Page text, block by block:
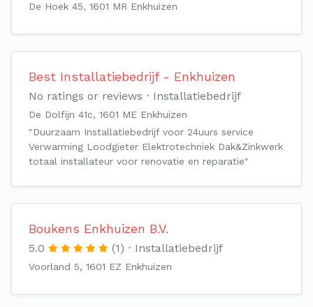
De Hoek 45, 1601 MR Enkhuizen
Best Installatiebedrijf - Enkhuizen
No ratings or reviews Installatiebedrijf
De Dolfijn 41c, 1601 ME Enkhuizen
"Duurzaam Installatiebedrijf voor 24uurs service
Verwarming Loodgieter Elektrotechniek Dak&Zinkwerk
totaal installateur voor renovatie en reparatie"
Boukens Enkhuizen B.V.
5.0 (1) Installatiebedrijf
Voorland 5, 1601 EZ Enkhuizen